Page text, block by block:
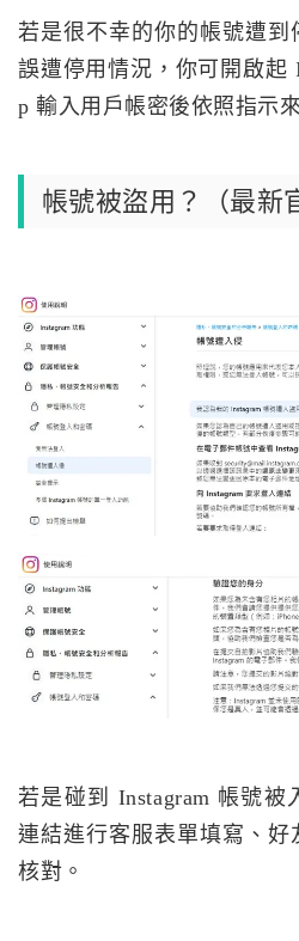
若是很不幸的你的帳號遭到
誤遭停用情況，你可開啟起
p 輸入用戶帳密後依照指示
帳號被盜用？（最新
若是碰到 Instagram 帳號被
連結進行客服表單填寫、好
核對。